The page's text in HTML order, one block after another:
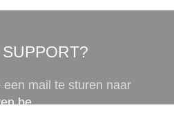
mail te sturen naar
.